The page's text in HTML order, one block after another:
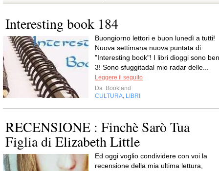
Interesting book 184
Buongiorno lettori e buon lunedì a tutti!
Nuova settimana nuova puntata di
"Interesting book"! I libri dioggi sono ben
3! Sono sfuggitadal mio radar delle...
Leggere il seguito
Da Bookland
CULTURA LIBRI
RECENSIONE : Finchè Sarò Tua
Figlia di Elizabeth Little
Ed oggi voglio condividere con voi la
recensione della mia ultima lettura,